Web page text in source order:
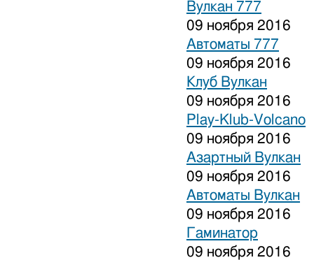
Вулкан 777
09 ноября 2016
Автоматы 777
09 ноября 2016
Клуб Вулкан
09 ноября 2016
Play-Klub-Volcano
09 ноября 2016
Азартный Вулкан
09 ноября 2016
Автоматы Вулкан
09 ноября 2016
Гаминатор
09 ноября 2016